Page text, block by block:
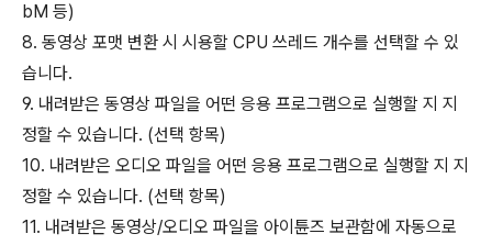
bM 등)
8. 동영상 포맷 변환 시 시용할 CPU 쓰레드 개수를 선택할 수 있
습니다.
9. 내려받은 동영상 파일을 어떤 응용 프로그램으로 실행할 지 지
정할 수 있습니다. (선택 항목)
10. 내려받은 오디오 파일을 어떤 응용 프로그램으로 실행할 지 지
정할 수 있습니다. (선택 항목)
11. 내려받은 동영상/오디오 파일을 아이튠즈 보관함에 자동으로